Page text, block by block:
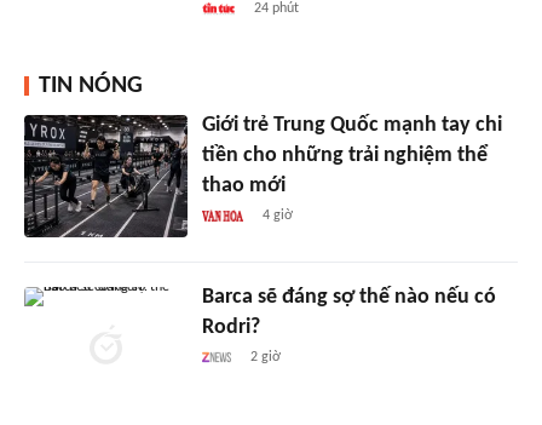
24 phút
TIN NÓNG
Giới trẻ Trung Quốc mạnh tay chi
tiền cho những trải nghiệm thể
thao mới
4 giờ
Barca sẽ đáng sợ thế nào nếu có
Rodri?
2 giờ